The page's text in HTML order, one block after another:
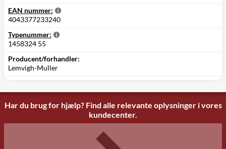
EAN nummer:
4043377233240
Typenummer:
1458324 55
Producent/forhandler:
Lemvigh-Muller
Har du brug for hjælp? Find alle relevante oplysninger i vores
kundecenter.